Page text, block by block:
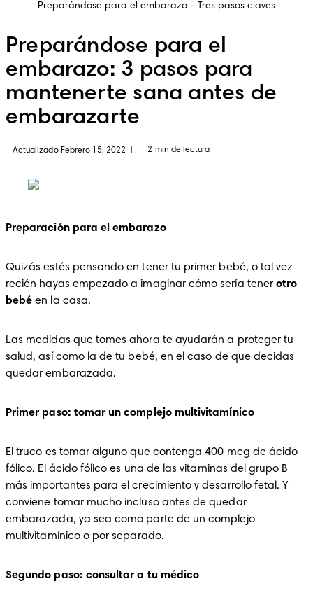
Preparándose para el embarazo - Tres pasos claves
Preparándose para el
embarazo: 3 pasos para
mantenerte sana antes de
embarazarte
Actualizado Febrero 15, 2022 2 min de lectura
Preparación para el embarazo
Quizás estés pensando en tener tu primer bebé, o tal vez
recién hayas empezado a imaginar cómo sería tener otro
bebé en la casa.
Las medidas que tomes ahora te ayudarán a proteger tu
salud, así como la de tu bebé, en el caso de que decidas
quedar embarazada.
Primer paso: tomar un complejo multivitamínico
El truco es tomar alguno que contenga 400 mcg de ácido
fólico. El ácido fólico es una de las vitaminas del grupo B
más importantes para el crecimiento y desarrollo fetal. Y
conviene tomar mucho incluso antes de quedar
embarazada, ya sea como parte de un complejo
multivitamínico o por separado.
Segundo paso: consultar a tu médico